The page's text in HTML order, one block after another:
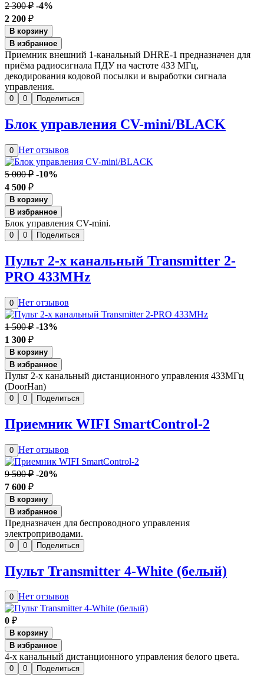
2 300 ₽ -4%
2 200 ₽
В корзину
В избранное
Приемник внешний 1-канальный DHRE-1 предназначен для
приёма радиосигнала ПДУ на частоте 433 МГц,
декодирования кодовой посылки и выработки сигнала
управления.
0 0 Поделиться
Блок управления CV-mini/BLACK
0 Нет отзывов
5 000 ₽ -10%
4 500 ₽
В корзину
В избранное
Блок управления CV-mini.
0 0 Поделиться
Пульт 2-х канальный Transmitter 2-
PRO 433MHz
0 Нет отзывов
1 500 ₽ -13%
1 300 ₽
В корзину
В избранное
Пульт 2-х канальный дистанционного управления 433МГц
(DoorHan)
0 0 Поделиться
Приемник WIFI SmartControl-2
0 Нет отзывов
9 500 ₽ -20%
7 600 ₽
В корзину
В избранное
Предназначен для беспроводного управления
электроприводами.
0 0 Поделиться
Пульт Transmitter 4-White (белый)
0 Нет отзывов
0 ₽
В корзину
В избранное
4-х канальный дистанционного управления белого цвета.
0 0 Поделиться